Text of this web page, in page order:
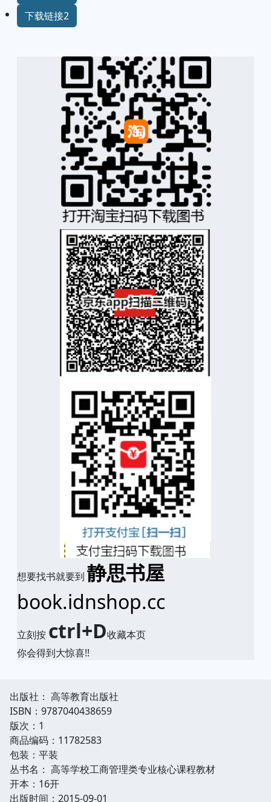
下载链接2
想要找书就要到 静思书屋
book.idnshop.cc
立刻按 ctrl+D收藏本页
你会得到大惊喜!!
出版社： 高等教育出版社
ISBN：9787040438659
版次：1
商品编码：11782583
包装：平装
丛书名： 高等学校工商管理类专业核心课程教材
开本：16开
出版时间：2015-09-01